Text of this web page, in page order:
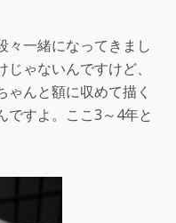
々一緒になってきまし
ゃないんですけど、
んと額に収めて描く
ですよ。ここ3～4年と